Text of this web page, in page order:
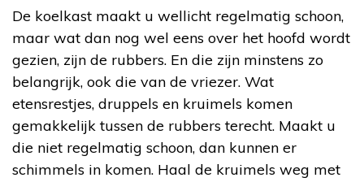
De koelkast maakt u wellicht regelmatig schoon,
maar wat dan nog wel eens over het hoofd wordt
gezien, zijn de rubbers. En die zijn minstens zo
belangrijk, ook die van de vriezer. Wat
etensrestjes, druppels en kruimels komen
gemakkelijk tussen de rubbers terecht. Maakt u
die niet regelmatig schoon, dan kunnen er
schimmels in komen. Haal de kruimels weg met